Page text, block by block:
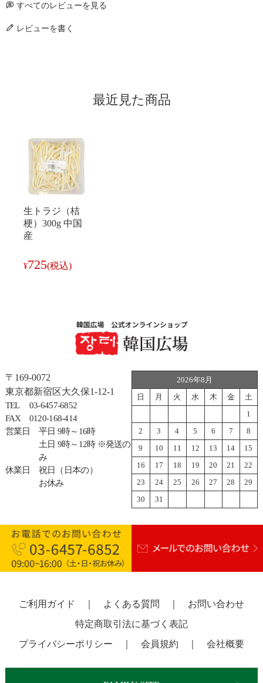
すべてのレビューを見る
レビューを書く
最近見た商品
生トラジ（桔
梗）300g 中国
産
¥725(税込)
〒169-0072
東京都新宿区大久保1-12-1
TEL
03-6457-6852
FAX
0120-168-414
営業日
平日 9時～16時
土日 9時～12時 ※発送の
み
休業日
祝日（日本の）
お休み
2026年8月
日 月 火 水 木 金 土
1
2 3 4 5 6 7 8
9 10 11 12 13 14 15
16 17 18 19 20 21 22
23 24 25 26 27 28 29
30 31
ご利用ガイド よくある質問
お問い合わせ
特定商取引法に基づく表記
プライバシーポリシー
会員規約 会社概要